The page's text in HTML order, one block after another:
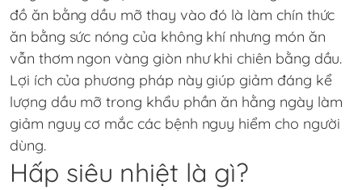
đồ ăn bằng dầu mỡ thay vào đó là làm chín thức
ăn bằng sức nóng của không khí nhưng món ăn
vẫn thơm ngon vàng giòn như khi chiên bằng dầu.
Lợi ích của phương pháp này giúp giảm đáng kể
lượng dầu mỡ trong khẩu phần ăn hằng ngày làm
giảm nguy cơ mắc các bệnh nguy hiểm cho người
dùng.
Hấp siêu nhiệt là gì?